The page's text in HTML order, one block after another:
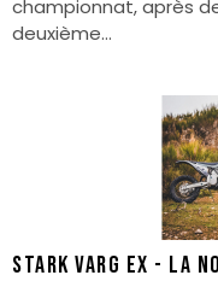
championnat, après
deuxième...
STARK VARG EX - LA